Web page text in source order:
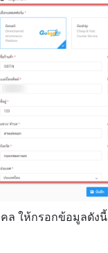
ล ให้กรอกข้อมูลดังนี้